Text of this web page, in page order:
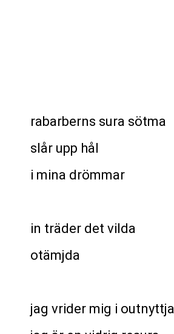
rabarberns sura sötma
slår upp hål
i mina drömmar
in träder det vilda
otämjda
jag vrider mig i